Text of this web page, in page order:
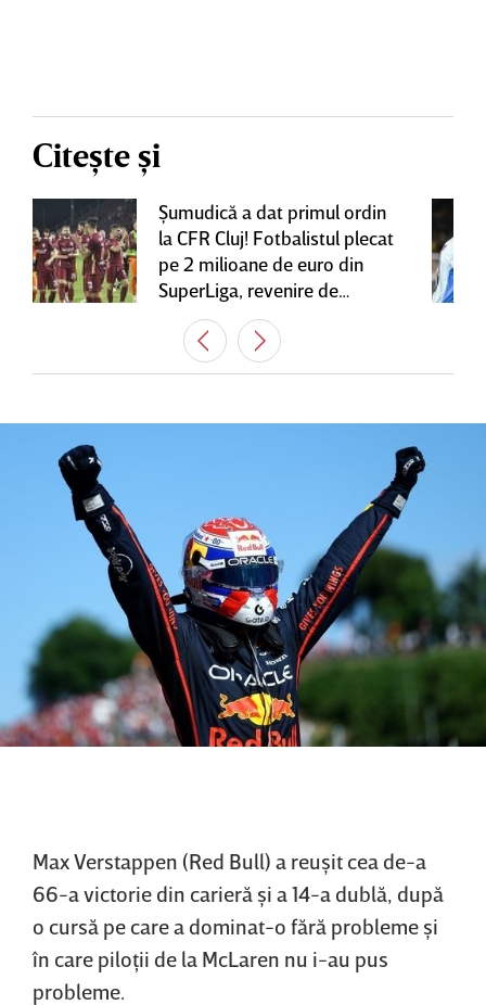
Citește și
Şumudică a dat primul ordin
la CFR Cluj! Fotbalistul plecat
pe 2 milioane de euro din
SuperLiga, revenire de
senzaţie în Gruia
Max Verstappen (Red Bull) a reuşit cea de-a
66-a victorie din carieră şi a 14-a dublă, după
o cursă pe care a dominat-o fără probleme şi
în care piloţii de la McLaren nu i-au pus
probleme.